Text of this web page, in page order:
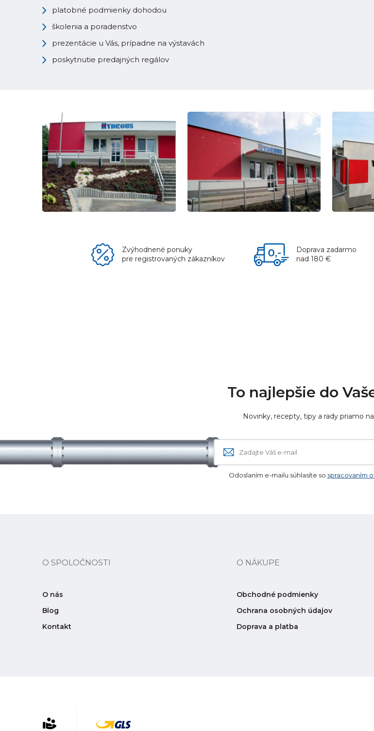
platobné podmienky dohodou
školenia a poradenstvo
prezentácie u Vás, prípadne na výstavách
poskytnutie predajných regálov
Zvýhodnené ponuky
pre registrovaných zákazníkov
Doprava zadarmo
nad 180 €
To najlepšie do
Novinky, recepty, tipy a rady priamo
Odoslaním e-mailu súhlasíte so spracovaním
O SPOLOČNOSTI
O nás
Blog
Kontakt
O NÁKUPE
Obchodné podmienky
Ochrana osobných údajov
Doprava a platba